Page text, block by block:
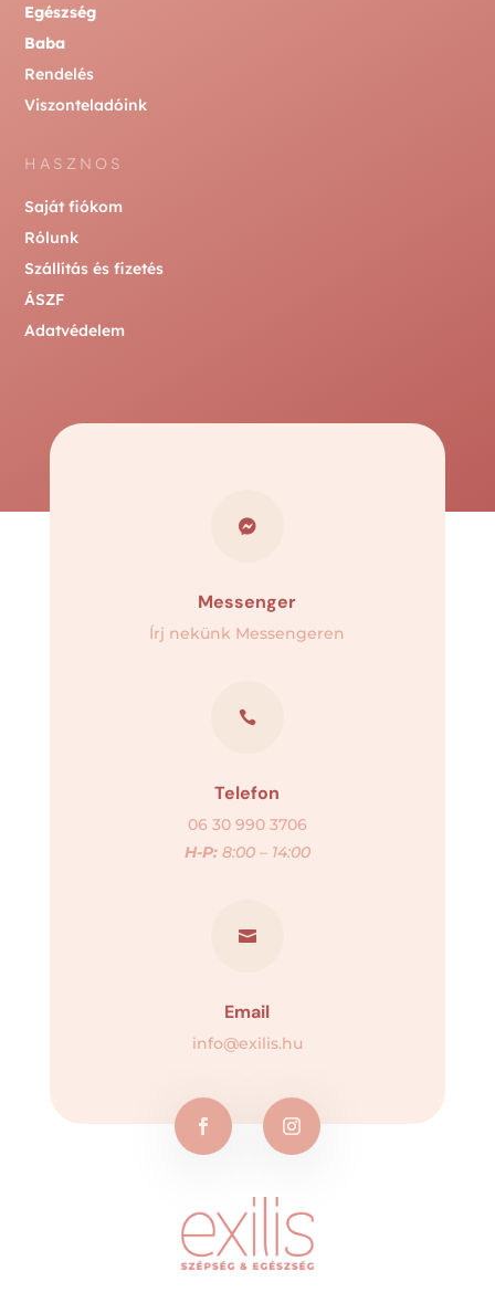
Egészség
Baba
Rendelés
Viszonteladóink
HASZNOS
Saját fiókom
Rólunk
Szállítás és fizetés
ÁSZF
Adatvédelem

Messenger
Írj nekünk Messengeren

Telefon
06 30 990 3706
H-P:8:00 – 14:00

Email
info@exilis.hu